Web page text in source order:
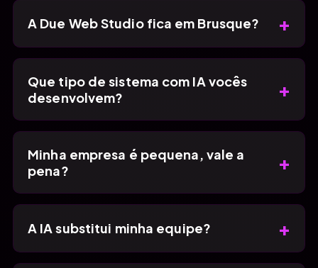
A Due Web Studio fica em Brusque? +
Que tipo de sistema com IA vocês
desenvolvem?
+
Minha empresa é pequena, vale a
pena?
+
A IA substitui minha equipe? +